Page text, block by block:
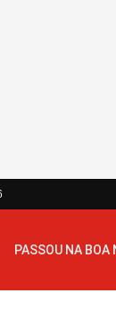
PASSOU NA BOA